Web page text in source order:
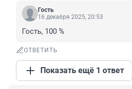
Гость
16 декабря 2025, 20:53
Гость, 100 %
ОТВЕТИТЬ
Показать ещё 1 ответ